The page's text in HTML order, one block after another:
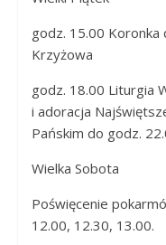
godz. 15.00 Koronka
Krzyżowa
godz. 18.00 Liturgia
i adoracja
Pańskim do godz.
Wielka Sobota
Poświęcenie
12.00, 12.30, 13.00.